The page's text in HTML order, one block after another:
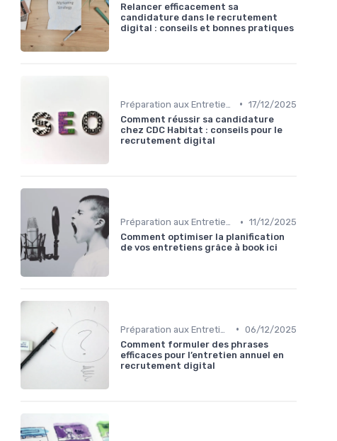
Relancer efficacement sa
candidature dans le recrutement
digital : conseils et bonnes pratiques
• 17/12/2025
Comment réussir sa candidature
chez CDC Habitat : conseils pour le
recrutement digital
Préparation aux Entretiens • 11/12/2025
Comment optimiser la planification
de vos entretiens grâce à book ici
• 06/12/2025
Comment formuler des phrases
efficaces pour l’entretien annuel en
recrutement digital